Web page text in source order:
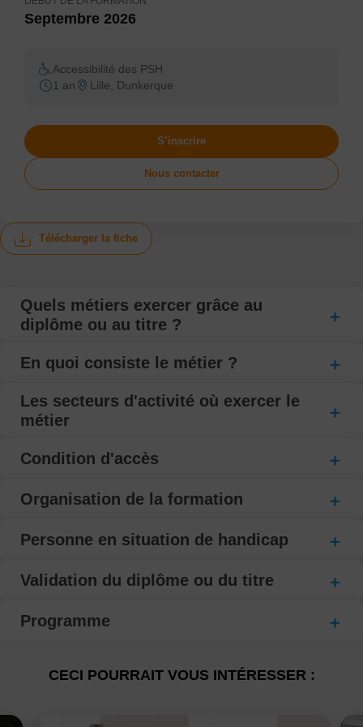
Télécharger la fiche
Quels métiers exercer grâce au
diplôme ou au titre ?
En quoi consiste le métier ?
Les secteurs d'activité où exercer le
métier
Condition d'accès
Organisation de la formation
Personne en situation de handicap
Validation du diplôme ou du titre
Programme
Septembre 2026
Accessibilité des PSH
1 an
Lille, Dunkerque
S’inscrire
Nous contacter
CECI POURRAIT VOUS INTÉRESSER :